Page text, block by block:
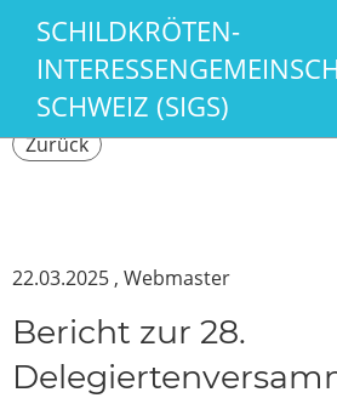
SCHILDKRÖTEN-
SCHWEIZ (SIGS)
Zurück
22.03.2025 , Webmaster
Bericht zur 28.